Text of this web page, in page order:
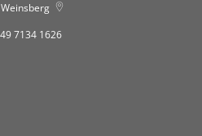
Weinsberg
7134 1626